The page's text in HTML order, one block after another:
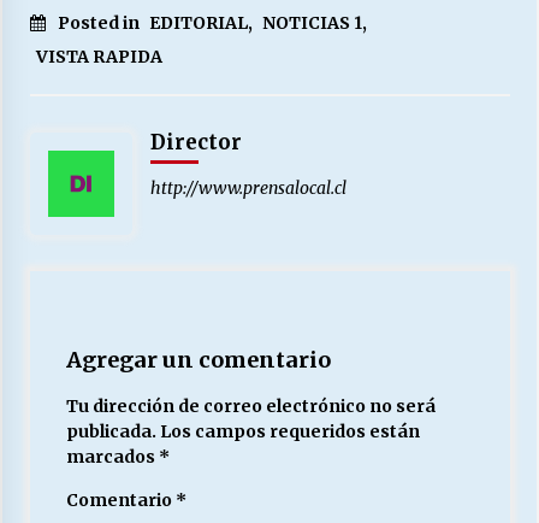
Posted in EDITORIAL, NOTICIAS 1,
VISTA RAPIDA
Director
http://www.prensalocal.cl
Agregar un comentario
Tu dirección de correo electrónico no será
publicada. Los campos requeridos están
marcados *
Comentario *